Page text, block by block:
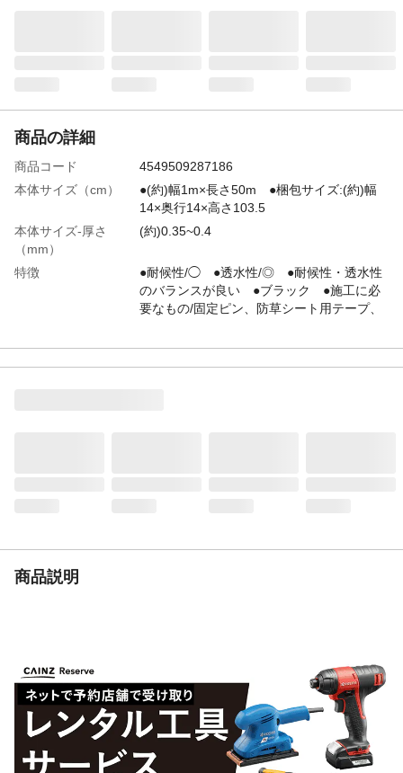
商品の詳細
商品コード
4549509287186
本体サイズ（cm）
●(約)幅1m×長さ50m ●梱包サイズ:(約)幅
14×奥行14×高さ103.5
本体サイズ-厚さ
（mm）
(約)0.35~0.4
特徴
●耐候性/◯ ●透水性/◎ ●耐候性・透水性
のバランスが良い ●ブラック ●施工に必
要なもの/固定ピン、防草シート用テープ、
用途
防草
商品説明